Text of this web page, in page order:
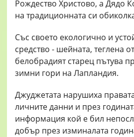
Рождество Христово, а Дядо
на традиционната си
Със своето екологично и
средство - шейната, теглена
белобрадият старец пътува
зимни гори на Лапландия.
Джуджетата нарушиха
личните данни и през
информация кой е бил
добър през изминалата